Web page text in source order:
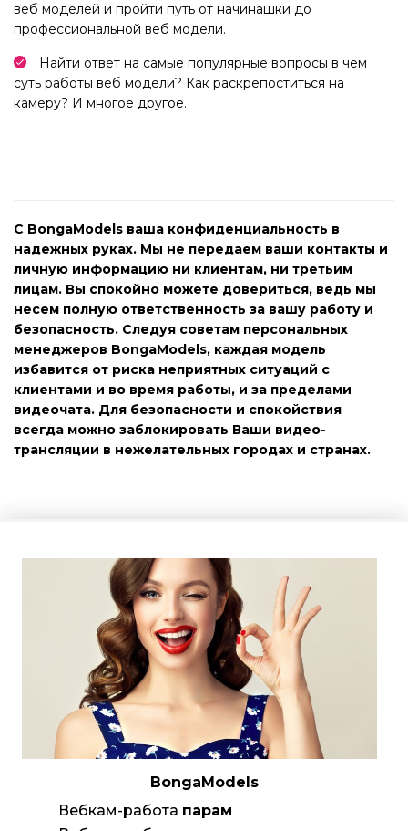
веб моделей и пройти путь от начинашки до
профессиональной веб модели.
Найти ответ на самые популярные вопросы в чем
суть работы веб модели? Как раскрепоститься на
камеру? И многое другое.
С BongaModels ваша конфиденциальность в
надежных руках. Мы не передаем ваши контакты и
личную информацию ни клиентам, ни третьим
лицам. Вы спокойно можете довериться, ведь мы
несем полную ответственность за вашу работу и
безопасность. Следуя советам персональных
менеджеров BongaModels, каждая модель
избавится от риска неприятных ситуаций с
клиентами и во время работы, и за пределами
видеочата. Для безопасности и спокойствия
всегда можно заблокировать Ваши видео-
трансляции в нежелательных городах и странах.
BongaModels
Вебкам-работа парам